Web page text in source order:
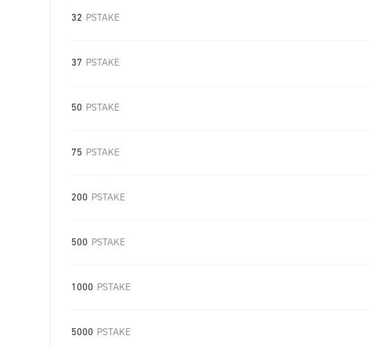
32 PSTAKE
37 PSTAKE
50 PSTAKE
75 PSTAKE
200 PSTAKE
500 PSTAKE
1000 PSTAKE
5000 PSTAKE